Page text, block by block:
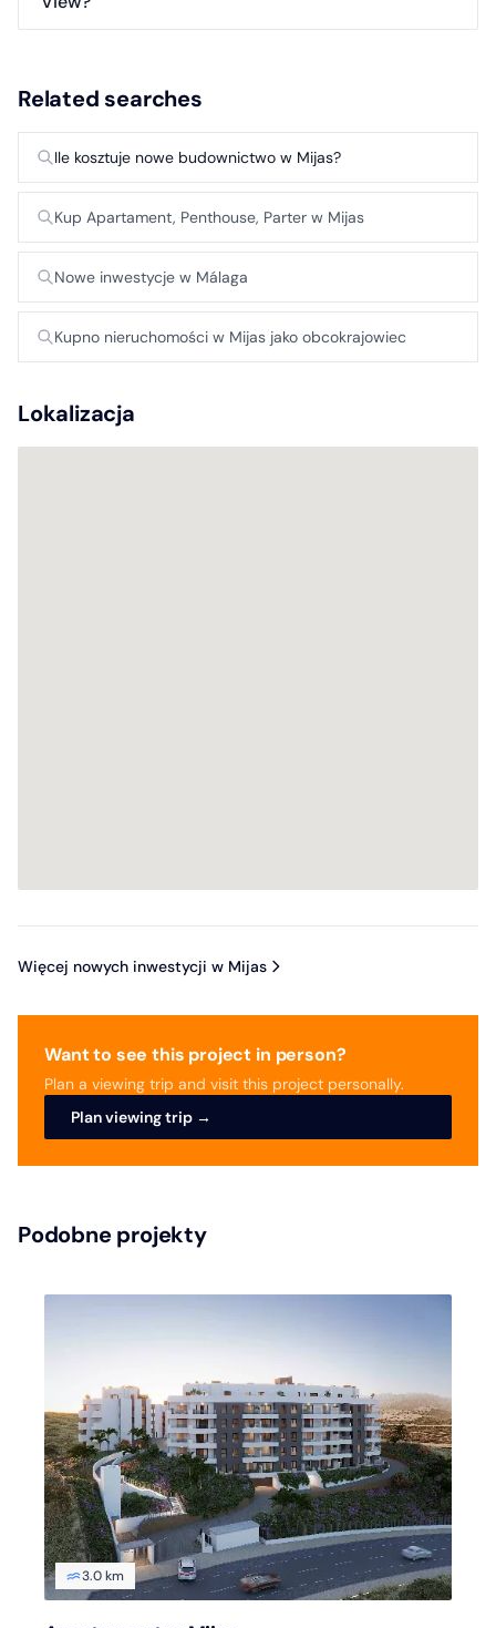
Related searches
Ile kosztuje nowe budownictwo w Mijas?
Kup Apartament, Penthouse, Parter w Mijas
Nowe inwestycje w Málaga
Kupno nieruchomości w Mijas jako obcokrajowiec
Lokalizacja
Więcej nowych inwestycji w Mijas
Want to see this project in person?
Plan a viewing trip and visit this project personally.
Plan viewing trip →
Podobne projekty
3.0 km